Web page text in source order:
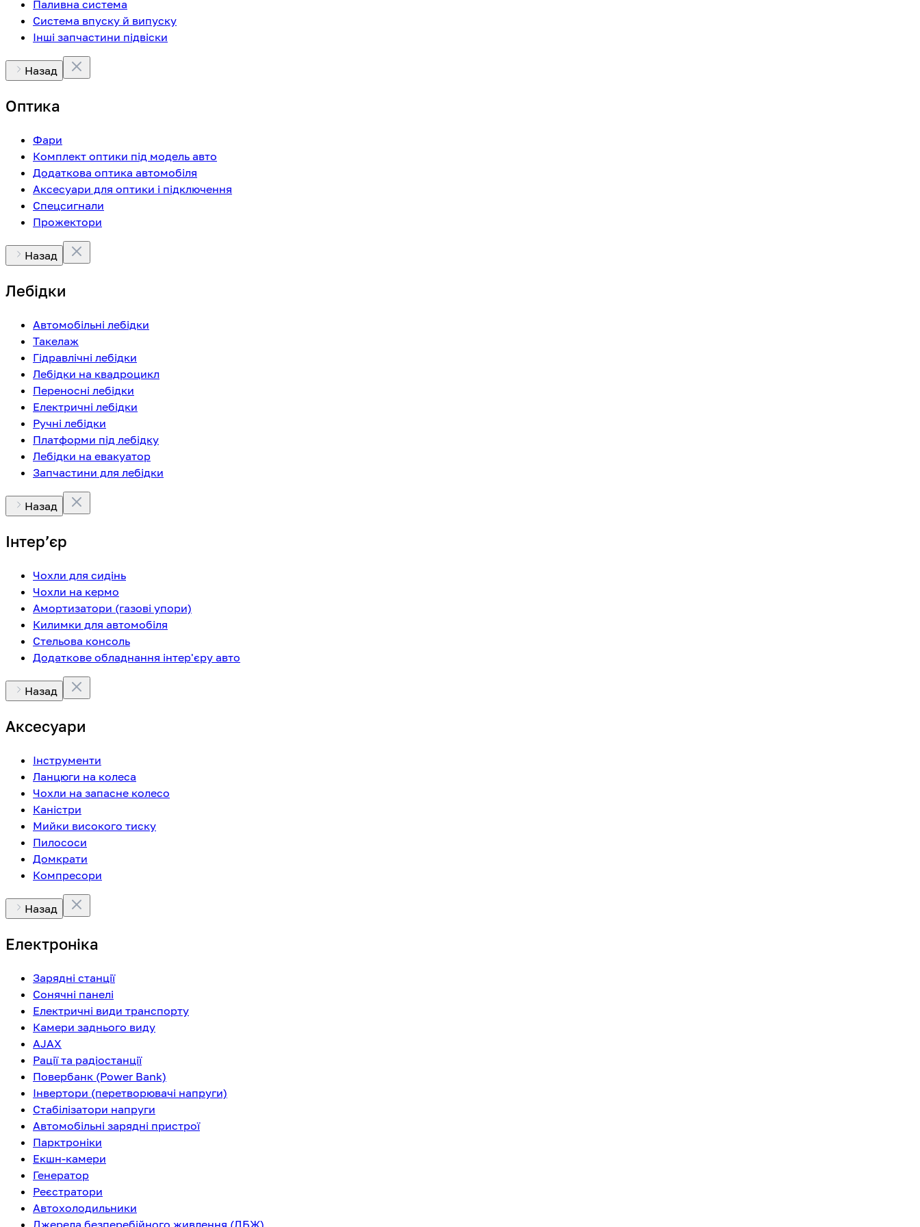
Паливна система
Система впуску й випуску
Інші запчастини підвіски
Назад
Оптика
Фари
Комплект оптики під модель авто
Додаткова оптика автомобіля
Аксесуари для оптики і підключення
Спецсигнали
Прожектори
Назад
Лебідки
Автомобільні лебідки
Такелаж
Гідравлічні лебідки
Лебідки на квадроцикл
Переносні лебідки
Електричні лебідки
Ручні лебідки
Платформи під лебідку
Лебідки на евакуатор
Запчастини для лебідки
Назад
Інтерʼєр
Чохли для сидінь
Чохли на кермо
Амортизатори (газові упори)
Килимки для автомобіля
Стельова консоль
Додаткове обладнання інтер'єру авто
Назад
Аксесуари
Інструменти
Ланцюги на колеса
Чохли на запасне колесо
Каністри
Мийки високого тиску
Пилососи
Домкрати
Компресори
Назад
Електроніка
Зарядні станції
Сонячні панелі
Електричні види транспорту
Камери заднього виду
AJAX
Рації та радіостанції
Повербанк (Power Bank)
Інвертори (перетворювачі напруги)
Стабілізатори напруги
Автомобільні зарядні пристрої
Парктроніки
Екшн-камери
Генератор
Реєстратори
Автохолодильники
Джерела безперебійного живлення (ДБЖ)